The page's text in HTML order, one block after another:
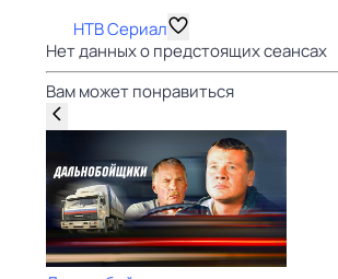
НТВ Сериал
Нет данных о предстоящих сеансах
Вам может понравиться